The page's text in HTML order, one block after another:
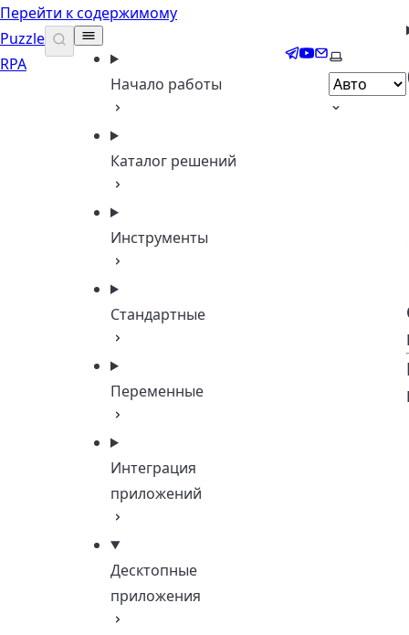
Перейти к содержимому
Puzzle
RPA
Начало работы
Каталог решений
Инструменты
Стандартные
Переменные
Интеграция
приложений
Десктопные
приложения
Telegram
YouTube
EmailВыберите